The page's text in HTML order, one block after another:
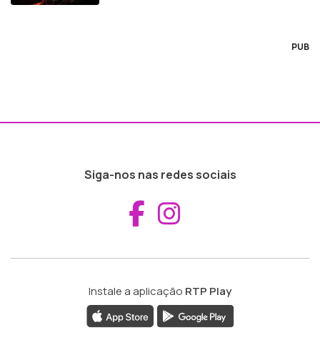
PUB
Siga-nos nas redes sociais
Aceder ao
Instale a aplicação RTP Play